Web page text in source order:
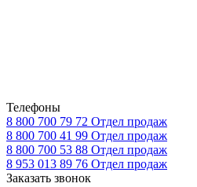
Телефоны
8 800 700 79 72 Отдел продаж
8 800 700 41 99 Отдел продаж
8 800 700 53 88 Отдел продаж
8 953 013 89 76 Отдел продаж
Заказать звонок